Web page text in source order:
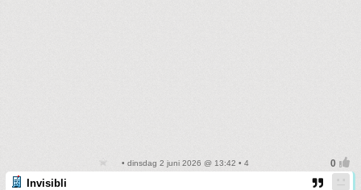
• dinsdag 2 juni 2026 @ 13:42 • 4
Invisibli